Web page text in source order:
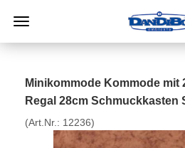
Minikommode Kommode mit
Regal 28cm Schmuckkasten
(Art.Nr.: 12236)